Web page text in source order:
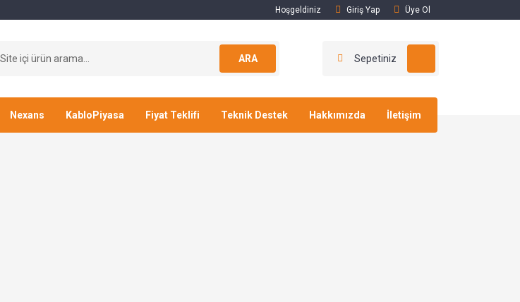
Hoşgeldiniz Giriş Yap Üye Ol
ARA Sepetiniz
Nexans KabloPiyasa Fiyat Teklifi Teknik Destek Hakkımızda İletişim